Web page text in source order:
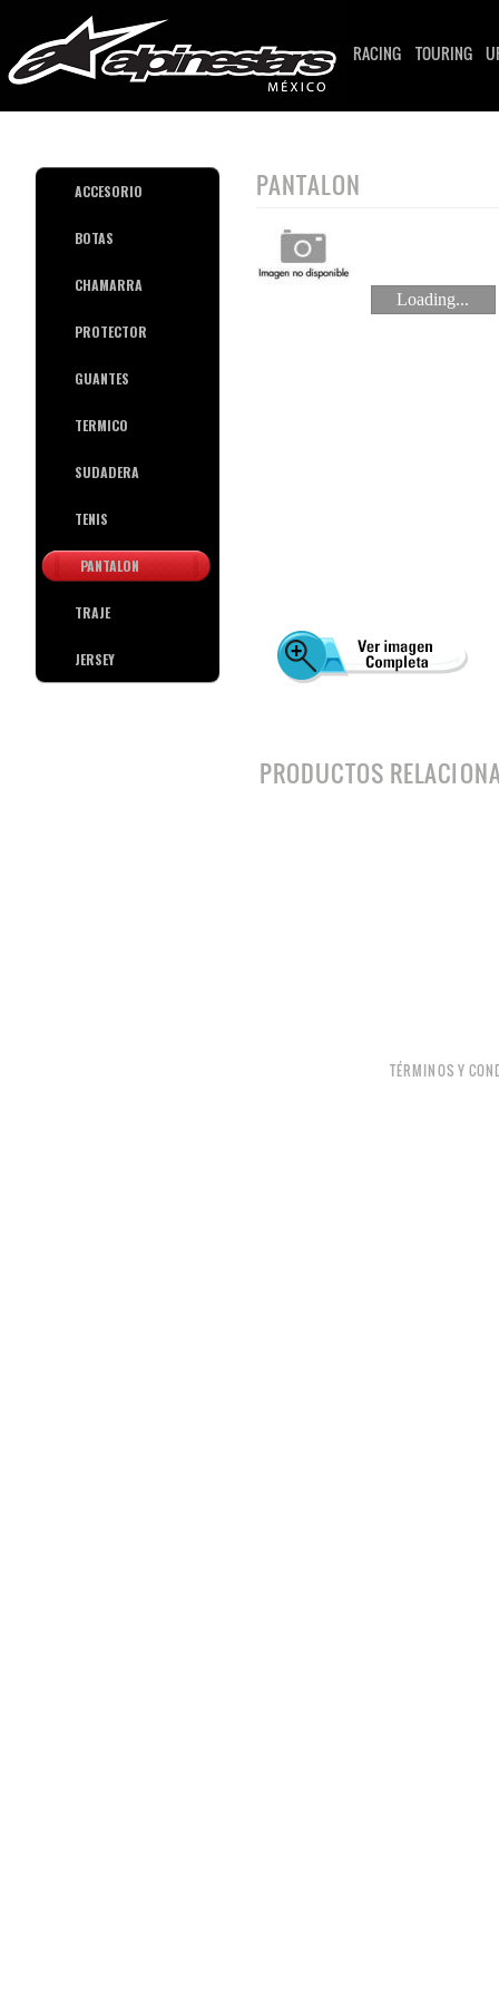
RACING TOURING
ACCESORIO
BOTAS
CHAMARRA
PROTECTOR
GUANTES
TERMICO
SUDADERA
TENIS
PANTALON
TRAJE
JERSEY
PANTALON
Loading...
PRODUCTOS
TÉRMINOS Y